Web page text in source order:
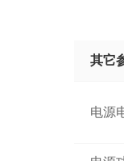
其它
电源